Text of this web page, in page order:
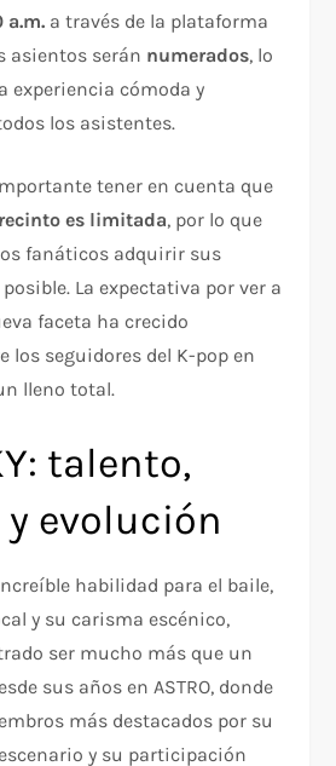
a.m. a través de la plataforma
asientos serán numerados, lo
experiencia cómoda y
los asistentes.
tener en cuenta que
es limitada, por lo que
fanáticos adquirir sus
La expectativa por ver a
faceta ha crecido
los seguidores del K-pop en
lleno total.
talento,
evolución
habilidad para el baile,
y su carisma escénico,
ser mucho más que un
sus años en ASTRO, donde
más destacados por su
y su participación